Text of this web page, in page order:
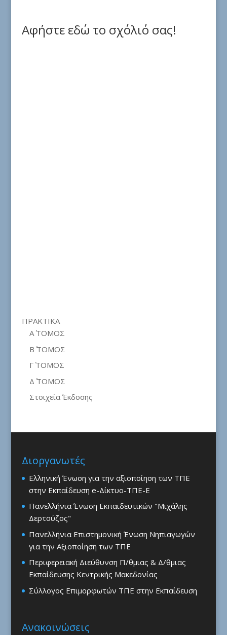
Αφήστε εδώ το σχόλιό σας!
ΠΡΑΚΤΙΚΑ
Α΄ ΤΟΜΟΣ
Β΄ ΤΟΜΟΣ
Γ΄ ΤΟΜΟΣ
Δ΄ ΤΟΜΟΣ
Στοιχεία Έκδοσης
Διοργανωτές
Ελληνική Ένωση για την αξιοποίηση των ΤΠΕ
στην Εκπαίδευση e-Δίκτυο-ΤΠΕ-Ε
Πανελλήνια Ένωση Εκπαιδευτικών "Μιχάλης
Δερτούζος"
Πανελλήνια Επιστημονική Ένωση Νηπιαγωγών
για την Αξιοποίηση των ΤΠΕ
Περιφερειακή Διεύθυνση Π/θμιας & Δ/θμιας
Εκπαίδευσης Κεντρικής Μακεδονίας
Σύλλογος Επιμορφωτών ΤΠΕ στην Εκπαίδευση
Ανακοινώσεις